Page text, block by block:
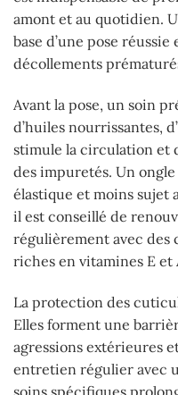
amont et au quotidien.
base d’une pose
décollements
Avant la pose, un soin
d’huiles nourrissantes,
stimule la circulation et
des impuretés. Un
élastique et moins sujet
il est conseillé de
régulièrement avec des
riches en vitamines E et
La protection des
Elles forment une
agressions extérieures
entretien régulier avec
soins spécifiques